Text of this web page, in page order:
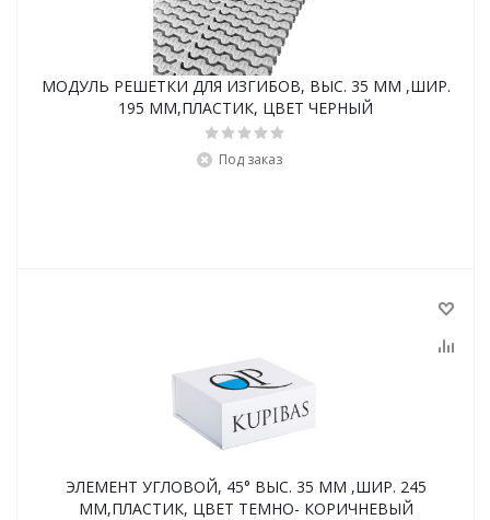
МОДУЛЬ РЕШЕТКИ ДЛЯ ИЗГИБОВ, ВЫС. 35 ММ ,ШИР.
195 ММ,ПЛАСТИК, ЦВЕТ ЧЕРНЫЙ
Под заказ
ЭЛЕМЕНТ УГЛОВОЙ, 45° ВЫС. 35 ММ ,ШИР. 245
ММ,ПЛАСТИК, ЦВЕТ ТЕМНО- КОРИЧНЕВЫЙ